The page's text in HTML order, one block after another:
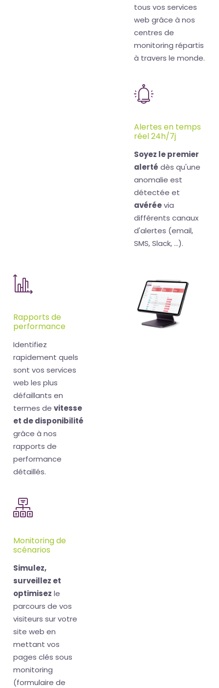
tous vos services
web grâce à nos
centres de
monitoring répartis
à travers le monde.
Alertes en temps
réel 24h/7j
Soyez le premier
alerté dès qu'une
anomalie est
détectée et
avéréevia
différents canaux
d'alertes (email,
SMS, Slack, ...).
Rapports de
performance
Identifiez
rapidement quels
sont vos services
web les plus
défaillants en
termes de vitesse
et de disponibilité
grâce à nos
rapports de
performance
détaillés.
Monitoring de
scénarios
Simulez,
surveillez et
optimisez le
parcours de vos
visiteurs sur votre
site web en
mettant vos
pages clés sous
monitoring
(formulaire de